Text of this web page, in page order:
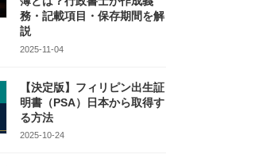
務・記載項目・保存期間を解
説
2025-11-04
【決定版】フィリピン出生証
明書（PSA）日本から取得す
る方法
2025-10-24